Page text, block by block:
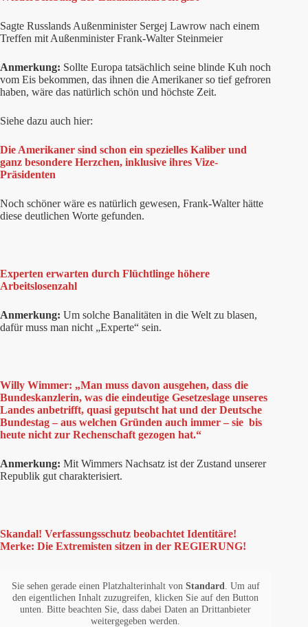
Sagte Russlands Außenminister Sergej Lawrow nach einem
Treffen mit Außenminister Frank-Walter Steinmeier
Anmerkung: Sollte Europa tatsächlich seine blinde Kuh noch
vom Eis bekommen, das ihnen die Amerikaner so tief gefroren
haben, wäre das natürlich schön und höchste Zeit.
Siehe dazu auch hier:
Die Amerikaner sind schon ein spezielles Kaliber und
ganz besondere Herzchen, inklusive ihres Vize-
Präsidenten
Noch schöner wäre es natürlich gewesen, Frank-Walter hätte
diese deutlichen Worte gefunden.
Experten erwarten durch Flüchtlinge höhere
Arbeitslosenzahl
Anmerkung: Um solche Banalitäten in die Welt zu blasen,
dafür muss man nicht „Experte“ sein.
Willy Wimmer: „Man muss davon ausgehen, dass die
Bundeskanzlerin, was die eindeutige Gesetzeslage unseres
Landes anbetrifft, quasi geputscht hat und der Deutsche
Bundestag – aus welchen Gründen auch immer – sie bis
heute nicht zur Rechenschaft gezogen hat.“
Anmerkung: Mit Wimmers Nachsatz ist der Zustand unserer
Republik gut charakterisiert.
Skandal! Verfassungsschutz beobachtet Identitäre!
Merke: Die Extremisten sitzen in der REGIERUNG!
Sie sehen gerade einen Platzhalterinhalt von Standard
. Um auf
den eigentlichen Inhalt zuzugreifen, klicken Sie auf den Button
unten. Bitte beachten Sie, dass dabei Daten an Drittanbieter
weitergegeben werden.